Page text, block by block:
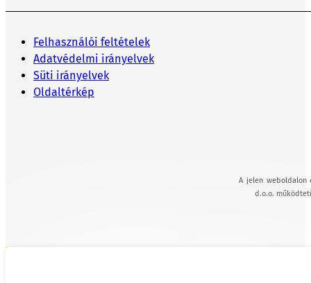
Felhasználói feltételek
Adatvédelmi irányelvek
Süti irányelvek
Oldaltérkép
A jelen weboldalon
d.o.o.